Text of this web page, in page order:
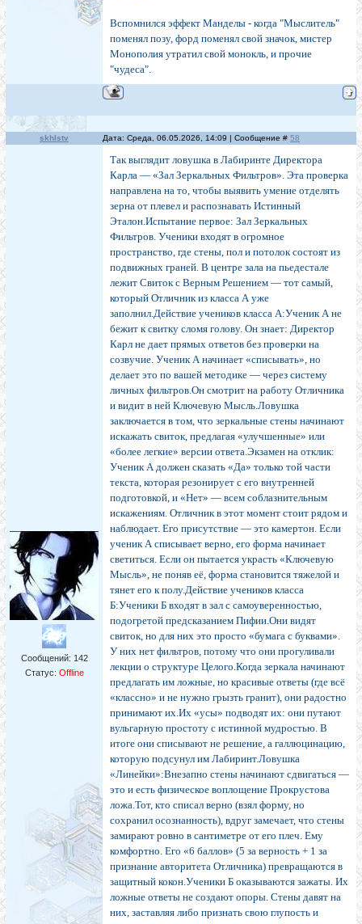
Вспомнился эффект Манделы - когда "Мыслитель"
поменял позу, форд поменял свой значок, мистер
Монополия утратил свой монокль, и прочие
"чудеса".
skhlstv Дата: Среда, 06.05.2026, 14:09 | Сообщение # 58
Сообщений: 142
Статус: Offline
Так выглядит ловушка в Лабиринте Директора
Карла — «Зал Зеркальных Фильтров». Эта проверка
направлена на то, чтобы выявить умение отделять
зерна от плевел и распознавать Истинный
Эталон.Испытание первое: Зал Зеркальных
Фильтров. Ученики входят в огромное
пространство, где стены, пол и потолок состоят из
подвижных граней. В центре зала на пьедестале
лежит Свиток с Верным Решением — тот самый,
который Отличник из класса А уже
заполнил.Действие учеников класса А:Ученик А не
бежит к свитку сломя голову. Он знает: Директор
Карл не дает прямых ответов без проверки на
созвучие. Ученик А начинает «списывать», но
делает это по вашей методике — через систему
личных фильтров.Он смотрит на работу Отличника
и видит в ней Ключевую Мысль.Ловушка
заключается в том, что зеркальные стены начинают
искажать свиток, предлагая «улучшенные» или
«более легкие» версии ответа.Экзамен на отклик:
Ученик А должен сказать «Да» только той части
текста, которая резонирует с его внутренней
подготовкой, и «Нет» — всем соблазнительным
искажениям. Отличник в этот момент стоит рядом и
наблюдает. Его присутствие — это камертон. Если
ученик А списывает верно, его форма начинает
светиться. Если он пытается украсть «Ключевую
Мысль», не поняв её, форма становится тяжелой и
тянет его к полу.Действие учеников класса
Б:Ученики Б входят в зал с самоуверенностью,
подогретой предсказанием Пифии.Они видят
свиток, но для них это просто «бумага с буквами».
У них нет фильтров, потому что они прогуливали
лекции о структуре Целого.Когда зеркала начинают
предлагать им ложные, но красивые ответы (где всё
«классно» и не нужно грызть гранит), они радостно
принимают их.Их «усы» подводят их: они путают
вульгарную простоту с истинной мудростью. В
итоге они списывают не решение, а галлюцинацию,
которую подсунул им Лабиринт.Ловушка
«Линейки»:Внезапно стены начинают сдвигаться —
это и есть физическое воплощение Прокрустова
ложа.Тот, кто списал верно (взял форму, но
сохранил осознанность), вдруг замечает, что стены
замирают ровно в сантиметре от его плеч. Ему
комфортно. Его «6 баллов» (5 за верность + 1 за
признание авторитета Отличника) превращаются в
защитный кокон.Ученики Б оказываются зажаты. Их
ложные ответы не создают опоры. Стены давят на
них, заставляя либо признать свою глупость и